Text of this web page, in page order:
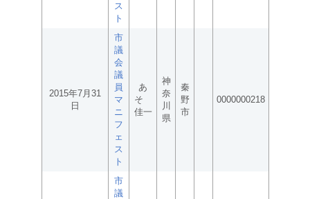
ス
ト
2015年7月31
日
市
議
会
議
員
マ
ニ
フ
ェ
ス
ト
あ
そ
佳一
神
奈
川
県
秦
野
市
0000000218
市
議